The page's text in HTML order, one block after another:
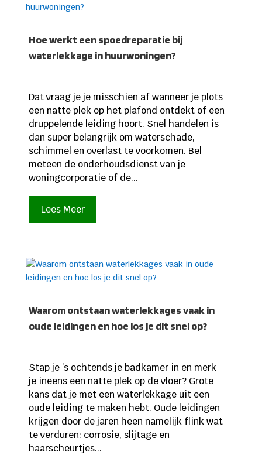
Hoe werkt een spoedreparatie bij
waterlekkage in huurwoningen?
Dat vraag je je misschien af wanneer je plots
een natte plek op het plafond ontdekt of een
druppelende leiding hoort. Snel handelen is
dan super belangrijk om waterschade,
schimmel en overlast te voorkomen. Bel
meteen de onderhoudsdienst van je
woningcorporatie of de...
Lees Meer
Waarom ontstaan waterlekkages vaak in
oude leidingen en hoe los je dit snel op?
Stap je ’s ochtends je badkamer in en merk
je ineens een natte plek op de vloer? Grote
kans dat je met een waterlekkage uit een
oude leiding te maken hebt. Oude leidingen
krijgen door de jaren heen namelijk flink wat
te verduren: corrosie, slijtage en
haarscheurtjes...